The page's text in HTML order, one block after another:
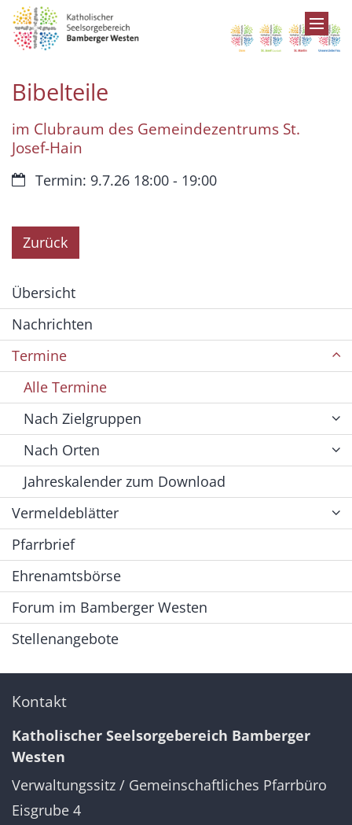
Zum Inhalt springen
Bibelteile
im Clubraum des Gemeindezentrums St.
Josef-Hain
Datum:Termin: 9.7.26 18:00 - 19:00
Zurück
Übersicht
Nachrichten
Termine
Alle Termine
Nach Zielgruppen
Nach Orten
Jahreskalender zum Download
Vermeldeblätter
Pfarrbrief
Ehrenamtsbörse
Forum im Bamberger Westen
Stellenangebote
Kontakt
Katholischer Seelsorgebereich Bamberger
Westen
Verwaltungssitz / Gemeinschaftliches Pfarrbüro
Eisgrube 4